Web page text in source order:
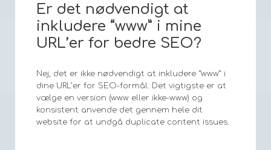
Er det nødvendigt at
inkludere “www” i mine
URL’er for bedre SEO?
Nej, det er ikke nødvendigt at inkludere “www” i
dine URL’er for SEO-formål. Det vigtigste er at
vælge en version (www eller ikke-www) og
konsistent anvende det gennem hele dit
website for at undgå duplicate content issues.